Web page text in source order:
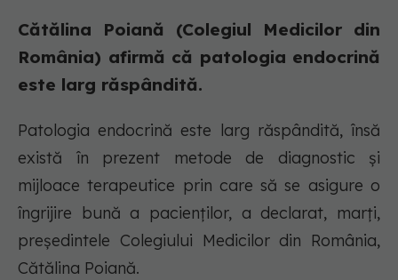
Cătălina Poiană (Colegiul Medicilor din
România) afirmă că patologia endocrină
este larg răspândită.
Patologia endocrină este larg răspândită, însă
există în prezent metode de diagnostic şi
mijloace terapeutice prin care să se asigure o
îngrijire bună a pacienţilor, a declarat, marţi,
preşedintele Colegiului Medicilor din România,
Cătălina Poiană.